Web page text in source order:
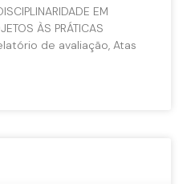
EM
ÀS PRÁTICAS
de avaliação, Atas